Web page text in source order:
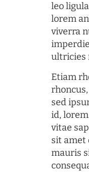
leo
lorem
viverra
ultricies
Etiam
sed
id,
vitae
sit amet
mauris